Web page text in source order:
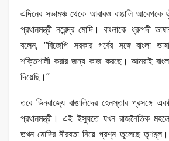
এদিনের সভামঞ্চ থেকে আবারও বাঙালি আবেগকে
প্রধানমন্ত্রী নরেন্দ্র মোদি। বাংলাকে ধ্রুপদী
বলেন, “বিজেপি সরকার গর্বের সঙ্গে বাংলা
শক্তিশালী করার জন্য কাজ করছে। আমরাই
দিয়েছি।”
তবে ভিনরাজ্যে বাঙালিদের হেনস্তার প্রসঙ্গে
প্রধানমন্ত্রী। এই ইস্যুতে যখন রাজনৈতিক
তখন মোদির নীরবতা নিয়ে প্রশ্ন তুলেছে তৃণমূল।